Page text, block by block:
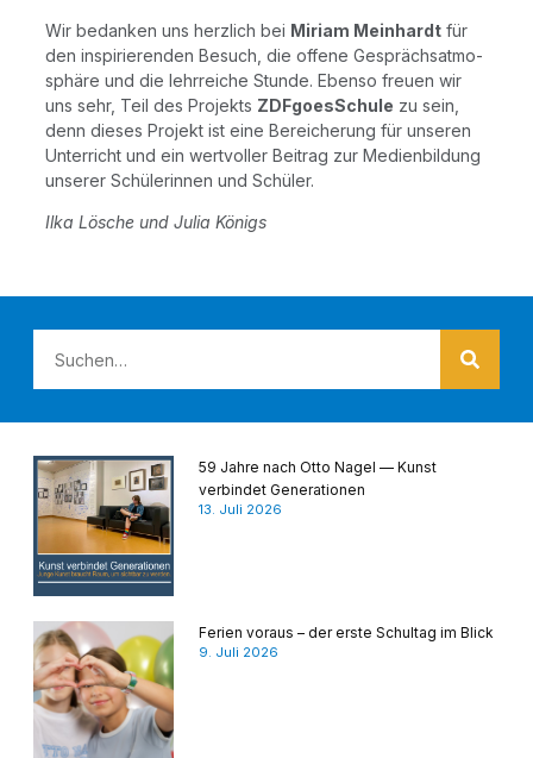
Wir bedan­ken uns herz­lich bei Miri­am Mein­hardt für
den inspi­rie­ren­den Besuch, die offe­ne Gesprächs­at­mo­
sphä­re und die lehr­rei­che Stun­de. Eben­so freu­en wir
uns sehr, Teil des Pro­jekts ZDFgoes­Schu­le zu sein,
denn die­ses Pro­jekt ist eine Berei­che­rung für unse­ren
Unter­richt und ein wert­vol­ler Bei­trag zur Medi­en­bil­dung
unse­rer Schü­le­rin­nen und Schüler.
Ilka Lösche und Julia Königs
59 Jahre nach Otto Nagel — Kunst
verbindet Generationen
13. Juli 2026
Ferien voraus – der erste Schultag im Blick
9. Juli 2026